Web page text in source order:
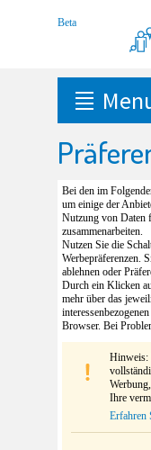
Bei den im
um einige der
Nutzung von Daten
zusammenarbeiten.
Nutzen Sie die
Werbepräferenzen.
ablehnen oder
Durch ein Klicken
mehr über das
Browser. Bei
Hinweis:
Ihre
Erfahren